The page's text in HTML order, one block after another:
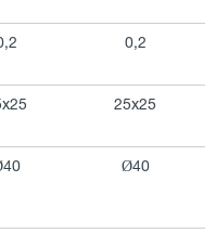
0,2
25х25
Ø40